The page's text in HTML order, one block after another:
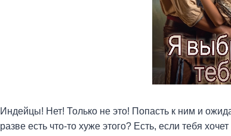
Индейцы! Нет! Только не это! Попасть к ним и
разве есть что-то хуже этого? Есть, если тебя